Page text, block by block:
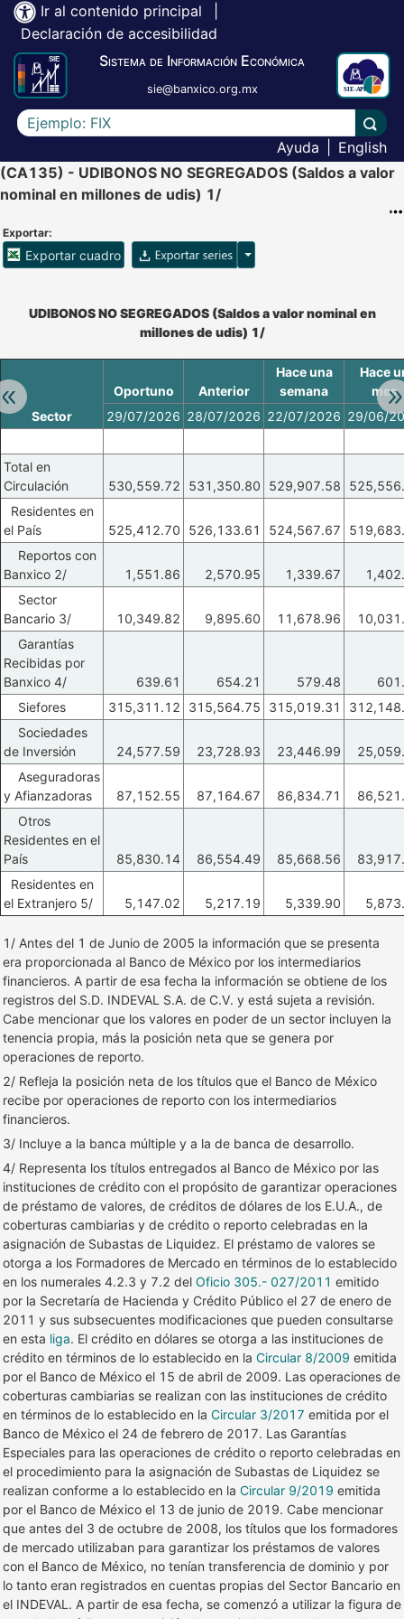
Ir al contenido principal
Declaración de accesibilidad
Sistema de Información Económica
sie@banxico.org.mx
Escriba el texto a buscar
Ayuda
English
(CA135) - UDIBONOS NO SEGREGADOS (Saldos a valor
nominal en millones de udis) 1/
Exportar:
Exportar cuadro Opciones para exportar
Retroceder:
Accesibilidad de Cuadros Analíticos, al exportar el cuadro
UDIBONOS NO SEGREGADOS (Saldos a valor nominal en
millones de udis) 1/
Sector
Oportuno Anterior
Hace una
semana
Hace
mes
29/07/2026 28/07/2026 22/07/2026 29/06/
Total en
Circulación
530,559.72 531,350.80 529,907.58
Residentes en
el País
525,412.70 526,133.61 524,567.67
Reportos con
Banxico 2/
1,551.86 2,570.95 1,339.67
Sector
Bancario 3/
10,349.82 9,895.60 11,678.96
Garantías
Recibidas por
Banxico 4/
639.61 654.21 579.48
Siefores
315,311.12 315,564.75 315,019.31
Sociedades
de Inversión
24,577.59 23,728.93 23,446.99
Aseguradoras
y Afianzadoras
87,152.55 87,164.67 86,834.71
Otros
Residentes en el
País
85,830.14 86,554.49 85,668.56
Residentes en
el Extranjero 5/
5,147.02 5,217.19 5,339.90
1/ Antes del 1 de Junio de 2005 la información que se presenta
era proporcionada al Banco de México por los intermediarios
financieros. A partir de esa fecha la información se obtiene de los
registros del S.D. INDEVAL S.A. de C.V. y está sujeta a revisión.
Cabe mencionar que los valores en poder de un sector incluyen la
tenencia propia, más la posición neta que se genera por
operaciones de reporto.
2/ Refleja la posición neta de los títulos que el Banco de México
recibe por operaciones de reporto con los intermediarios
financieros.
3/ Incluye a la banca múltiple y a la de banca de desarrollo.
4/ Representa los títulos entregados al Banco de México por las
instituciones de crédito con el propósito de garantizar operaciones
de préstamo de valores, de créditos de dólares de los E.U.A., de
coberturas cambiarias y de crédito o reporto celebradas en la
asignación de Subastas de Liquidez. El préstamo de valores se
otorga a los Formadores de Mercado en términos de lo establecido
en los numerales 4.2.3 y 7.2 del Oficio 305.- 027/2011 emitido
por la Secretaría de Hacienda y Crédito Público el 27 de enero de
2011 y sus subsecuentes modificaciones que pueden consultarse
en esta liga. El crédito en dólares se otorga a las instituciones de
crédito en términos de lo establecido en la Circular 8/2009 emitida
por el Banco de México el 15 de abril de 2009. Las operaciones de
coberturas cambiarias se realizan con las instituciones de crédito
en términos de lo establecido en la Circular 3/2017 emitida por el
Banco de México el 24 de febrero de 2017. Las Garantías
Especiales para las operaciones de crédito o reporto celebradas en
el procedimiento para la asignación de Subastas de Liquidez se
realizan conforme a lo establecido en la Circular 9/2019 emitida
por el Banco de México el 13 de junio de 2019. Cabe mencionar
que antes del 3 de octubre de 2008, los títulos que los formadores
de mercado utilizaban para garantizar los préstamos de valores
con el Banco de México, no tenían transferencia de dominio y por
lo tanto eran registrados en cuentas propias del Sector Bancario en
el INDEVAL. A partir de esa fecha, se comenzó a utilizar la figura de